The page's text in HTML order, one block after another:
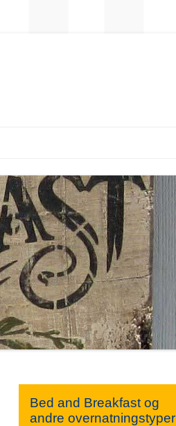
Bed and Breakfast og
andre overnatningstyper